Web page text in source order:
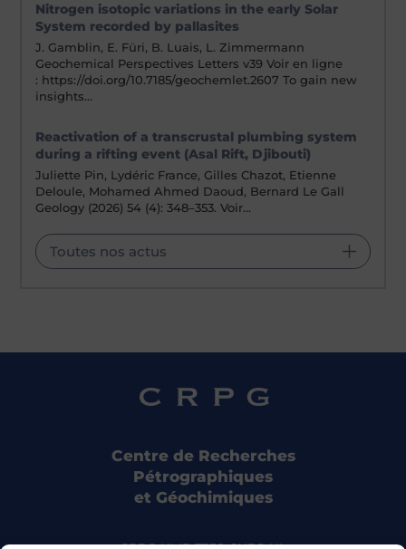
Nitrogen isotopic variations in the early Solar
System recorded by pallasites
J. Gamblin, E. Füri, B. Luais, L. Zimmermann
Geochemical Perspectives Letters v39 Voir en ligne
: https://doi.org/10.7185/geochemlet.2607 To gain new
insights…
Reactivation of a transcrustal plumbing system
during a rifting event (Asal Rift, Djibouti)
Juliette Pin, Lydéric France, Gilles Chazot, Etienne
Deloule, Mohamed Ahmed Daoud, Bernard Le Gall
Geology (2026) 54 (4): 348–353. Voir…
Toutes nos actus
Centre de Recherches
Pétrographiques
et Géochimiques